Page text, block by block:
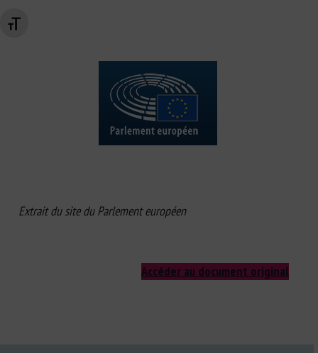
Changer la taille de la police
Extrait du site du Parlement européen
Accéder au document original